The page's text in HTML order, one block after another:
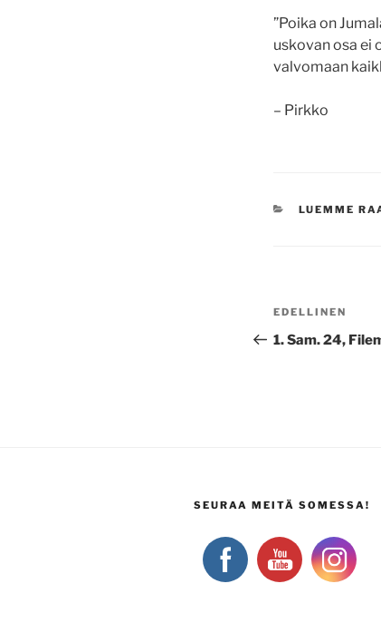
”Poika on
uskovan osa ei
valvomaan
– Pirkko
LUEMME
Artikkelien
selaus
Edellinen
artikkeli
EDELLINEN
1. Sam. 24,
SEURAA MEITÄ SOMESSA!